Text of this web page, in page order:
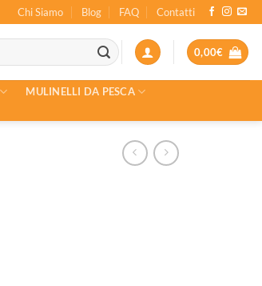
Chi Siamo Blog FAQ Contatti
0,00€
MULINELLI DA PESCA